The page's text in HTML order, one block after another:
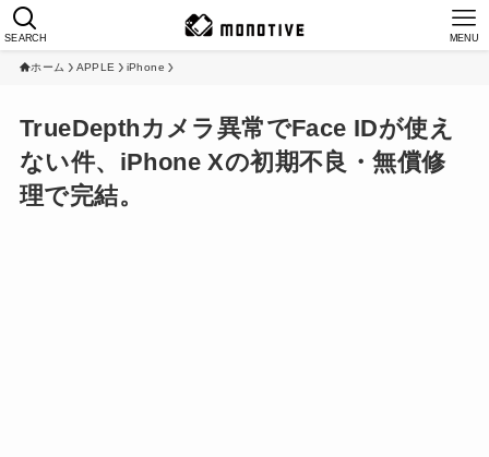
SEARCH MENU
ホーム APPLE iPhone
TrueDepthカメラ異常でFace IDが使え
ない件、iPhone Xの初期不良・無償修
理で完結。